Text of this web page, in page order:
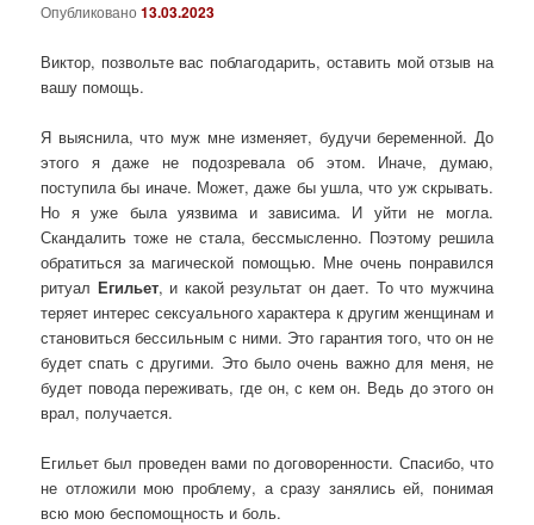
Опубликовано13.03.2023
Виктор, позвольте вас поблагодарить, оставить мой отзыв на
вашу помощь.
Я выяснила, что муж мне изменяет, будучи беременной. До
этого я даже не подозревала об этом. Иначе, думаю,
поступила бы иначе. Может, даже бы ушла, что уж скрывать.
Но я уже была уязвима и зависима. И уйти не могла.
Скандалить тоже не стала, бессмысленно. Поэтому решила
обратиться за магической помощью. Мне очень понравился
ритуал Егильет, и какой результат он дает. То что мужчина
теряет интерес сексуального характера к другим женщинам и
становиться бессильным с ними. Это гарантия того, что он не
будет спать с другими. Это было очень важно для меня, не
будет повода переживать, где он, с кем он. Ведь до этого он
врал, получается.
Егильет был проведен вами по договоренности. Спасибо, что
не отложили мою проблему, а сразу занялись ей, понимая
всю мою беспомощность и боль.